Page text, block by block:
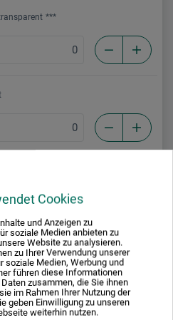
Cookies
und Anzeigen zu
soziale Medien anbieten zu
Website zu analysieren.
zu Ihrer Verwendung unserer
soziale Medien, Werbung und
führen diese Informationen
zusammen, die Sie ihnen
im Rahmen Ihrer Nutzung der
geben Einwilligung zu unseren
weiterhin nutzen.
***